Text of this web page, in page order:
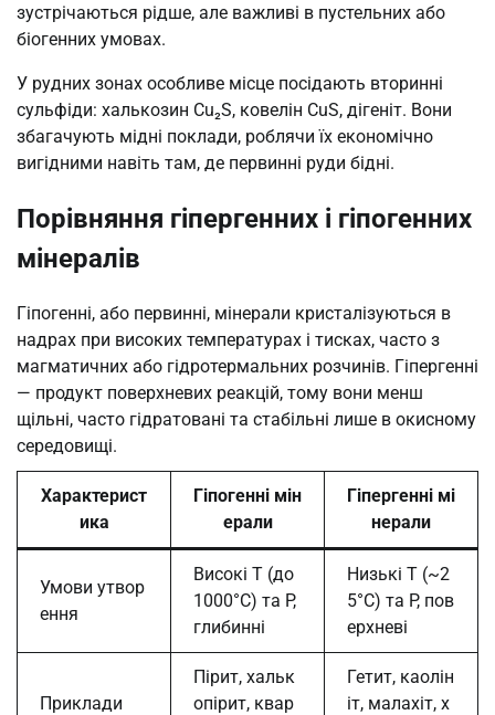
зустрічаються рідше, але важливі в пустельних або
біогенних умовах.
У рудних зонах особливе місце посідають вторинні
сульфіди: халькозин Cu₂S, ковелін CuS, дігеніт. Вони
збагачують мідні поклади, роблячи їх економічно
вигідними навіть там, де первинні руди бідні.
Порівняння гіпергенних і гіпогенних
мінералів
Гіпогенні, або первинні, мінерали кристалізуються в
надрах при високих температурах і тисках, часто з
магматичних або гідротермальних розчинів. Гіпергенні
— продукт поверхневих реакцій, тому вони менш
щільні, часто гідратовані та стабільні лише в окисному
середовищі.
Характерист
ика
Гіпогенні мін
ерали
Гіпергенні мі
нерали
Умови утвор
ення
Високі T (до
1000°C) та P,
глибинні
Низькі T (~2
5°C) та P, пов
ерхневі
Приклади
Пірит, хальк
опірит, квар
Гетит, каолін
іт, малахіт, х